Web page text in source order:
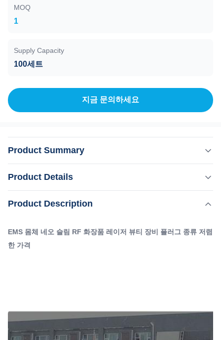
MOQ
1
Supply Capacity
100세트
지금 문의하세요
Product Summary
3빠른 배송을 지원합니다.3일 4최소30%지불 방법 5지원 제
다. 다른 운송 수단이 필요하면 판매에 연락하십시오. 감사
합니다. 제품 설명 24시간 이내에 온라인에서 빠른 답변을
Product Details
강조하다: ODM EM 슬림 네오 머신
Application:
상업용
Target Area:
Product Description
EMS 몸체 네오 슬림 RF 화장품 레이저 뷰티 장비 플러그 종류 저렴
한 가격